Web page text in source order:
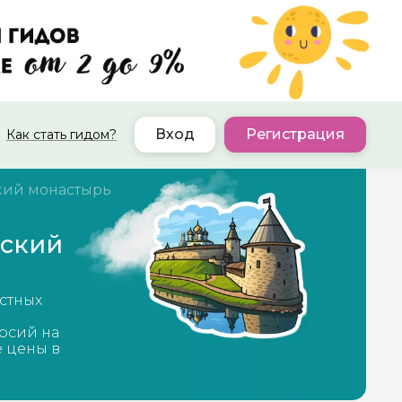
Как стать гидом? Вход Регистрация
монастырь
на
цены в